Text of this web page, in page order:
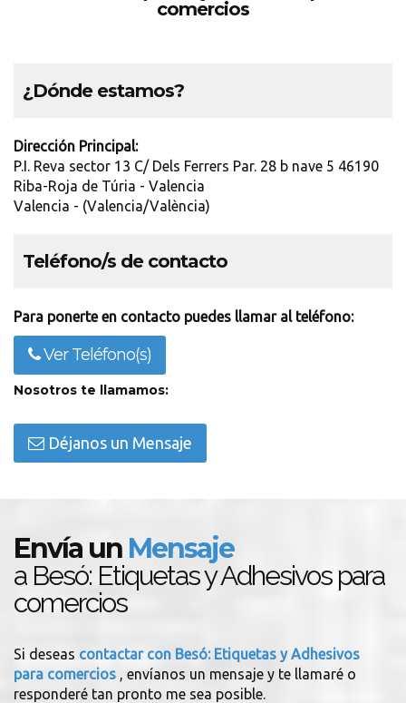
comercios
¿Dónde estamos?
Dirección Principal:
P.I. Reva sector 13 C/ Dels Ferrers Par. 28 b nave 5 46190
Riba-Roja de Túria - Valencia
Valencia - (Valencia/València)
Teléfono/s de contacto
Para ponerte en contacto puedes llamar al teléfono:
Ver Teléfono(s)
Nosotros te llamamos:
Déjanos un Mensaje
Envía un Mensaje
a Besó: Etiquetas y Adhesivos para
comercios
Si deseas contactar con Besó: Etiquetas y Adhesivos
para comercios , envíanos un mensaje y te llamaré o
responderé tan pronto me sea posible.